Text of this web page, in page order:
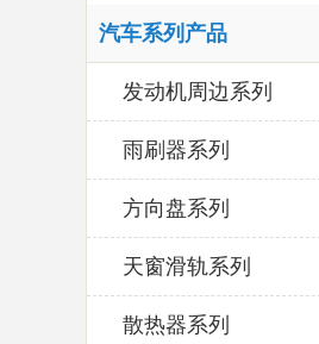
汽车系列产品
发动机周边系列
雨刷器系列
方向盘系列
天窗滑轨系列
散热器系列